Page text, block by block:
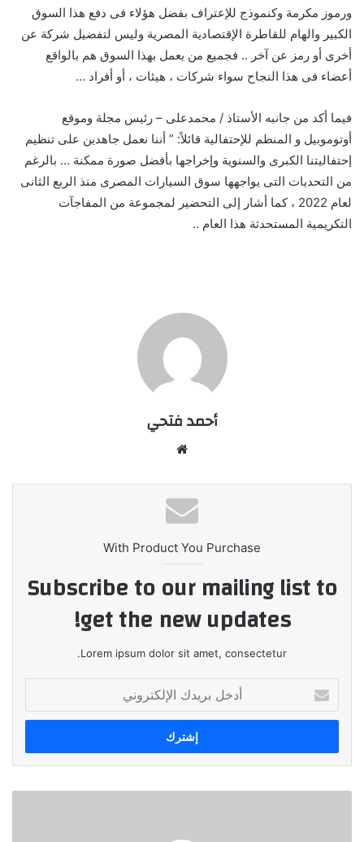
ورموز مكرمة وكنموذج للإعتراف بفضل هؤلاء فى دفع هذا السوق
الكبير والهام للقاطرة الإقتصادية المصرية وليس لتفضيل شركة عن
أخرى أو رمز عن آخر .. فجميع من يعمل بهذا السوق هم بالواقع
أعضاء فى هذا النجاح سواء شركات ، هيئات ، أو أفراد …
فيما أكد من جانبه الأستاذ / محمدعلى – رئيس مجلة وموقع
أوتوموبيل و المنظم للإحتفالية قائلاً: ” أننا نعمل جاهدين على تنظيم
إحتفاليتنا الكبرى والسنوية وإخراجها بأفضل صورة ممكنة … بالرغم
من التحديات التى يواجهها سوق السيارات المصرى منذ الربع الثانى
لعام 2022 ، كما أشار إلى التحضير لمجموعة من المفاجآت
التكريمية المستحدثة هذا العام ..
أحمد فتحي
With Product You Purchase
Subscribe to our mailing list to
get the new updates!
Lorem ipsum dolor sit amet, consectetur.
بريدك
الإلكتروني